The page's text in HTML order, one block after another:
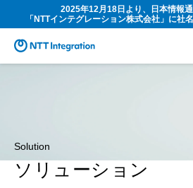
2025年12月18日より、日本情報
「NTTインテグレーション株式会社」に社
Solution
ソリューション